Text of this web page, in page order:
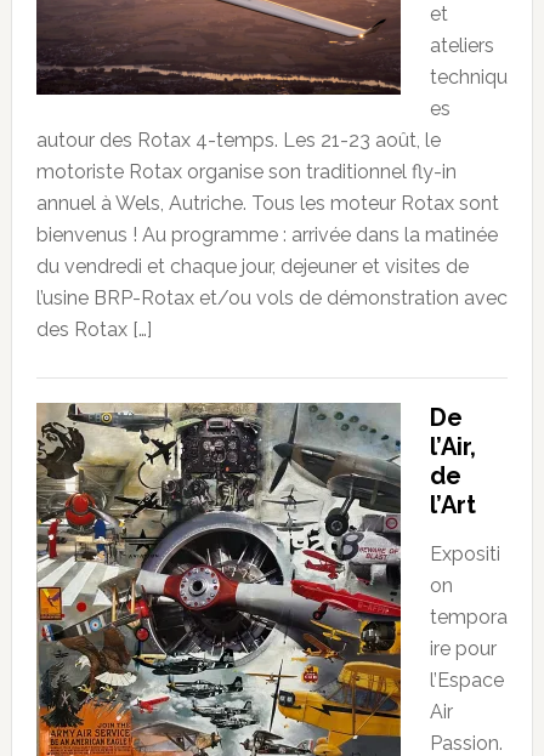
et
ateliers
techniqu
es
autour des Rotax 4-temps. Les 21-23 août, le
motoriste Rotax organise son traditionnel fly-in
annuel à Wels, Autriche. Tous les moteur Rotax sont
bienvenus ! Au programme : arrivée dans la matinée
du vendredi et chaque jour, dejeuner et visites de
l’usine BRP-Rotax et/ou vols de démonstration avec
des Rotax […]
De
l’Air,
de
l’Art
Expositi
on
tempora
ire pour
l’Espace
Air
Passion.